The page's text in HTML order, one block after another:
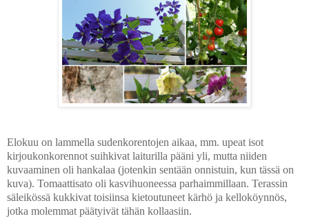
Elokuu on lammella sudenkorentojen aikaa, mm. upeat isot
kirjoukonkorennot suihkivat laiturilla pääni yli, mutta niiden
kuvaaminen oli hankalaa (jotenkin sentään onnistuin, kun tässä on
kuva). Tomaattisato oli kasvihuoneessa parhaimmillaan. Terassin
säleikössä kukkivat toisiinsa kietoutuneet kärhö ja kelloköynnös,
jotka molemmat päätyivät tähän kollaasiin.